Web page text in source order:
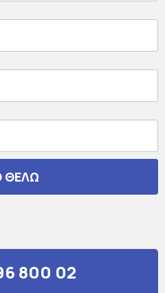
ΘΕΛΩ
800 02